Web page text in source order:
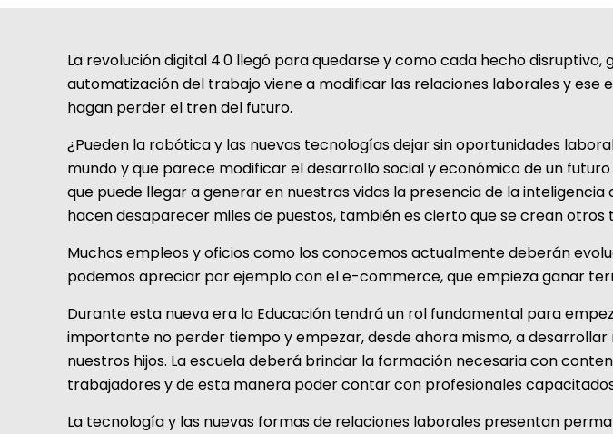
La revolución digital 4.0 llegó para quedarse y como cada hecho
automatización del trabajo viene a modificar las relaciones laborales y
hagan perder el tren del futuro.
¿Pueden la robótica y las nuevas tecnologías dejar sin oportunidades
mundo y que parece modificar el desarrollo social y económico de un
que puede llegar a generar en nuestras vidas la presencia de la
hacen desaparecer miles de puestos, también es cierto que se crean
Muchos empleos y oficios como los conocemos actualmente deberán
podemos apreciar por ejemplo con el e-commerce, que empieza ganar
Durante esta nueva era la Educación tendrá un rol fundamental para
importante no perder tiempo y empezar, desde ahora mismo, a
nuestros hijos. La escuela deberá brindar la formación necesaria con
trabajadores y de esta manera poder contar con profesionales
La tecnología y las nuevas formas de relaciones laborales presentan